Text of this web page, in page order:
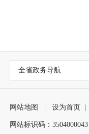
全省政务导航
网站地图 | 设为首页 |
网站标识码：3504000043